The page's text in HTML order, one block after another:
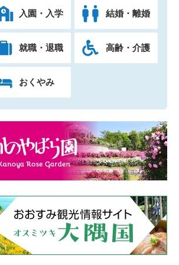
入園・入学 結婚・離婚
就職・退職 高齢・介護
おくやみ